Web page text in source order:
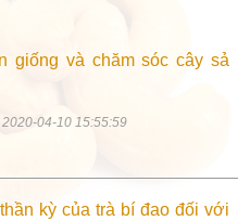
giống và chăm sóc cây sả
04-10 15:55:59
kỳ của trà bí đao đối với